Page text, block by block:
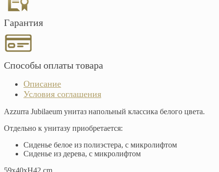
Гарантия
Способы оплаты товара
Описание
Условия соглашения
Azzurra Jubilaeum унитаз напольный классика белого цвета.
Отдельно к унитазу приобретается:
Сиденье белое из полиэстера, с микролифтом
Сиденье из дерева, с микролифтом